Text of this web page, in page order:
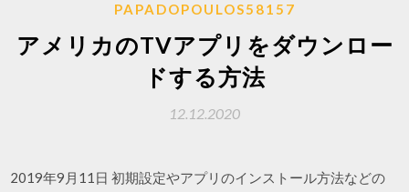
PAPADOPOULOS58157
アメリカのTVアプリをダウンロー
ドする方法
12.12.2020
2019年9月11日 初期設定やアプリのインストール方法などの